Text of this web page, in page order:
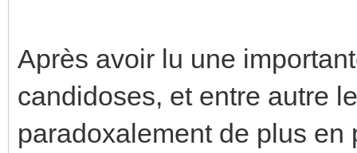
Après avoir lu une
candidoses, et entre autre
paradoxalement de plus en